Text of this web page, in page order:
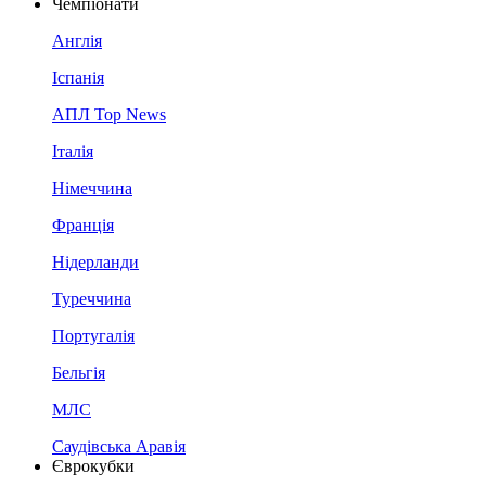
Чемпіонати
Англія
Іспанія
АПЛ Top News
Італія
Німеччина
Франція
Нідерланди
Туреччина
Португалія
Бельгія
МЛС
Саудівська Аравія
Єврокубки